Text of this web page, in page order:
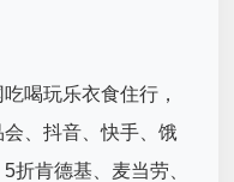
喝玩乐衣食住行，
、抖音、快手、饿
折肯德基、麦当劳、